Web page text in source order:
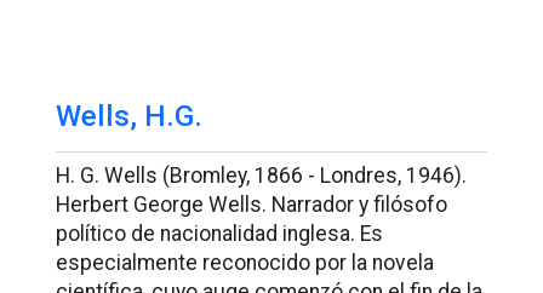
Wells, H.G.
H. G. Wells (Bromley, 1866 - Londres, 1946).
Herbert George Wells. Narrador y filósofo
político de nacionalidad inglesa. Es
especialmente reconocido por la novela